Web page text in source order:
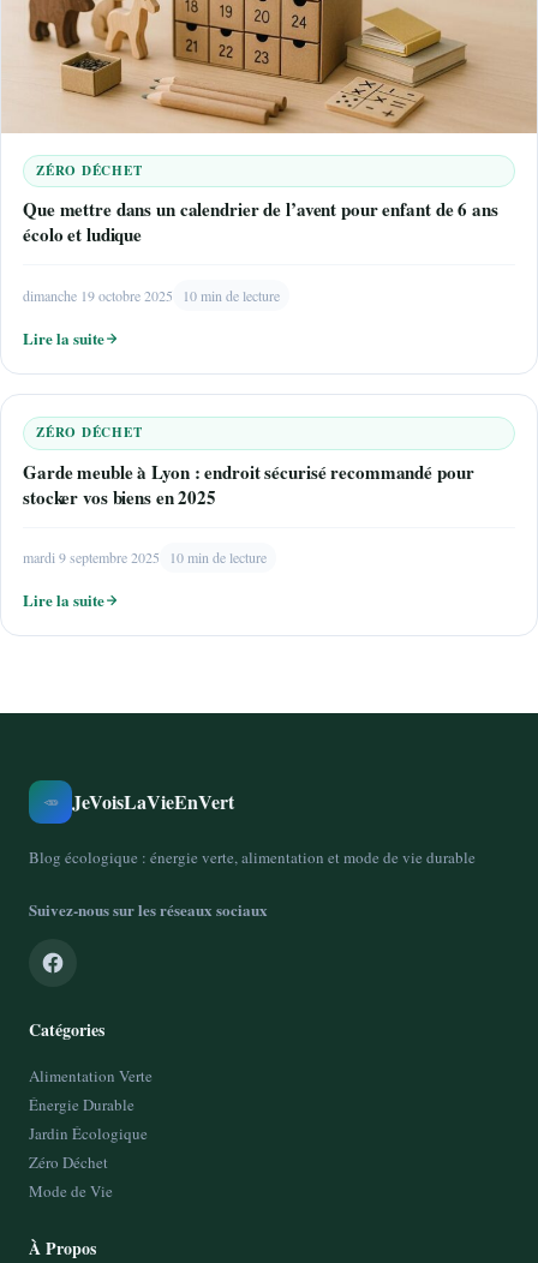
ZÉRO DÉCHET
Que mettre dans un calendrier de l’avent pour enfant de 6 ans
écolo et ludique
dimanche 19 octobre 2025 10 min de lecture
Lire la suite
ZÉRO DÉCHET
Garde meuble à Lyon : endroit sécurisé recommandé pour
stocker vos biens en 2025
mardi 9 septembre 2025 10 min de lecture
Lire la suite
🥕 JeVoisLaVieEnVert
Blog écologique : énergie verte, alimentation et mode de vie durable
Suivez-nous sur les réseaux sociaux
Catégories
Alimentation Verte
Énergie Durable
Jardin Écologique
Zéro Déchet
Mode de Vie
À Propos